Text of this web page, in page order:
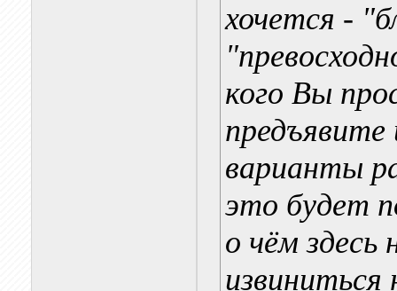
хочется -
кого Вы
варианты
это будет
о чём